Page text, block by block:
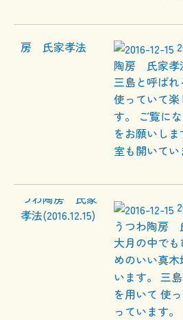
陶房 氏家孝
三島と呼ば
使っていて楽
す。 ご覧に
をお願いし
室も開いてい
うつわ陶房
大月の中で
めのいい真
います。 三
を用いて 使
っています。